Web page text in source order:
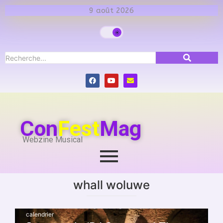
9 août 2026
ConFestMag
Webzine Musical
whall woluwe
calendrier